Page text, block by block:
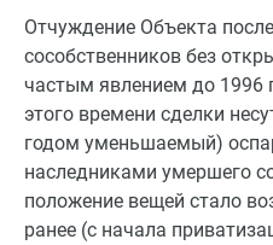
Отчуждение Объекта
сособственников без
частым явлением до 1996
этого времени сделки
годом уменьшаемый)
наследниками умершего
положение вещей стало
ранее (с начала